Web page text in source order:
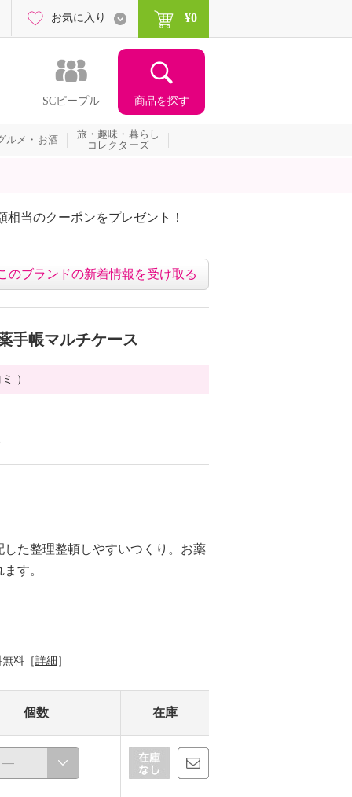
SCピープル 商品を探す
お気に入り ¥0
ルメ・お酒
旅・趣味・暮らし
コレクターズ
当のクーポンをプレゼント！
のブランドの新着情報を受け取る
手帳マルチケース
）
た整理整頓しやすいつくり。お薬
す。
料［詳細 ］
個数 在庫